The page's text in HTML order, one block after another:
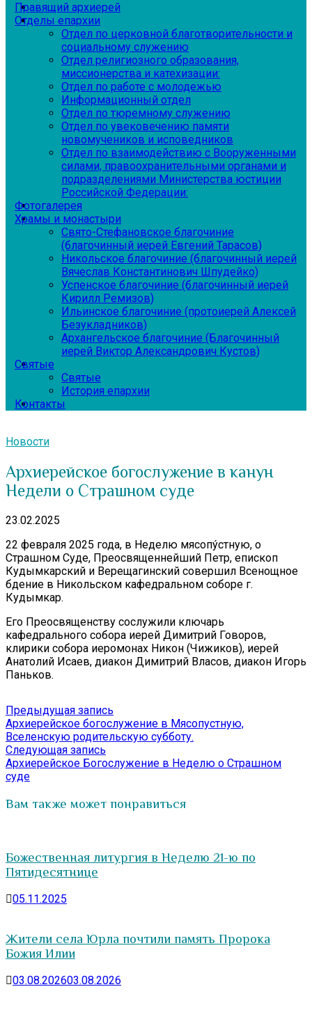
Правящий архиерей
Отделы епархии
Отдел по церковной благотворительности и
социальному служению
Отдел религиозного образования,
миссионерства и катехизации:
Отдел по работе с молодежью
Информационный отдел
Отдел по тюремному служению
Отдел по увековечению памяти
новомучеников и исповедников
Отдел по взаимодействию с Вооруженными
силами, правоохранительными органами и
подразделениями Министерства юстиции
Российской Федерации:
Фотогалерея
Храмы и монастыри
Свято-Стефановское благочиние
(благочинный иерей Евгений Тарасов)
Никольское благочиние (благочинный иерей
Вячеслав Константинович Шпудейко)
Успенское благочиние (благочинный иерей
Кирилл Ремизов)
Ильинское благочиние (протоиерей Алексей
Безукладников)
Архангельское благочиние (Благочинный
иерей Виктор Александрович Кустов)
Святые
Святые
История епархии
Контакты
Новости
Архиерейское богослужение в канун
Недели о Страшном суде
23.02.2025
22 февраля 2025 года, в Неделю мясопу́стную, о
Страшном Суде, Преосвященнейший Петр, епископ
Кудымкарский и Верещагинский совершил Всенощное
бдение в Никольском кафедральном соборе г.
Кудымкар.
Его Преосвященству сослужили ключарь
кафедрального собора иерей Димитрий Говоров,
клирики собора иеромонах Никон (Чижиков), иерей
Анатолий Исаев, диакон Димитрий Власов, диакон Игорь
Паньков.
Навигация
по
записям
Предыдущая запись
запись:
Архиерейское богослужение в Мясопустную,
Вселенскую родительскую субботу.
Следующая запись
запись:
Архиерейское Богослужение в Неделю о Страшном
суде
Вам также может понравиться
Божественная литургия в Неделю 21-ю по
Пятидесятнице
05.11.2025
Жители села Юрла почтили память Пророка
Божия Илии
03.08.202603.08.2026